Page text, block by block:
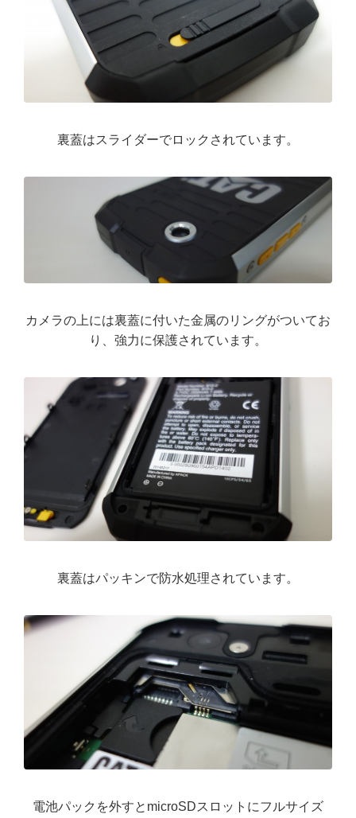
裏蓋はスライダーでロックされています。
カメラの上には裏蓋に付いた金属のリングがついてお
り、強力に保護されています。
裏蓋はパッキンで防水処理されています。
電池パックを外すとmicroSDスロットにフルサイズ